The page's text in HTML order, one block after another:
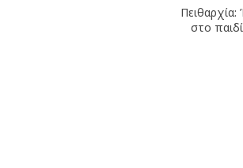
Πειθαρχία:
στο